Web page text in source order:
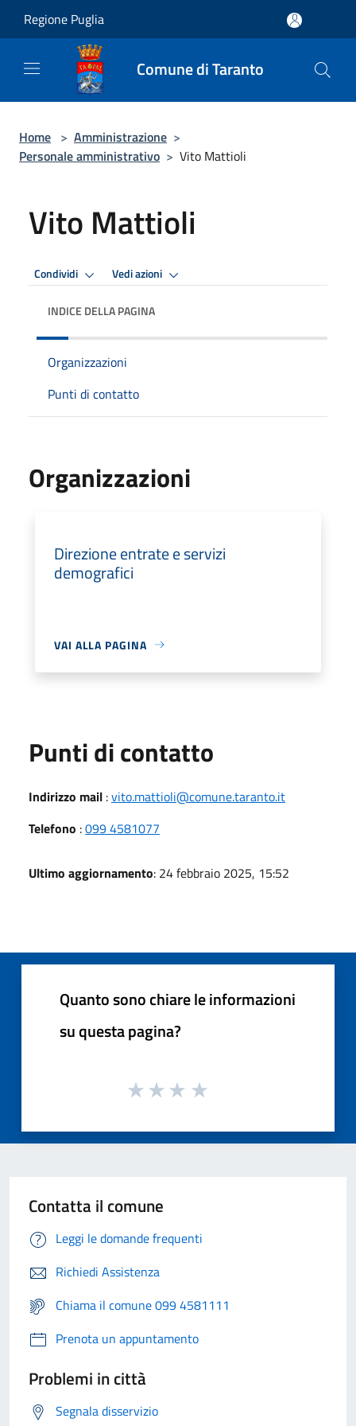
Regione Puglia
Comune di Taranto
Home > Amministrazione >
Personale amministrativo > Vito Mattioli
Vito Mattioli
Condividi Vedi azioni
INDICE DELLA PAGINA
Organizzazioni
Punti di contatto
Organizzazioni
Direzione entrate e servizi
demografici
VAI ALLA PAGINA
Punti di contatto
Indirizzo mail :vito.mattioli@comune.taranto.it
Telefono :099 4581077
Ultimo aggiornamento: 24 febbraio 2025, 15:52
Quanto sono chiare le informazioni
su questa pagina?
Contatta il comune
Leggi le domande frequenti
Richiedi Assistenza
Chiama il comune 099 4581111
Prenota un appuntamento
Problemi in città
Segnala disservizio